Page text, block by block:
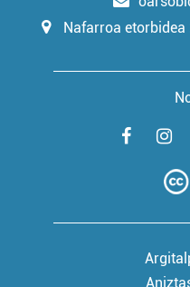
Nafarroa etorbidea